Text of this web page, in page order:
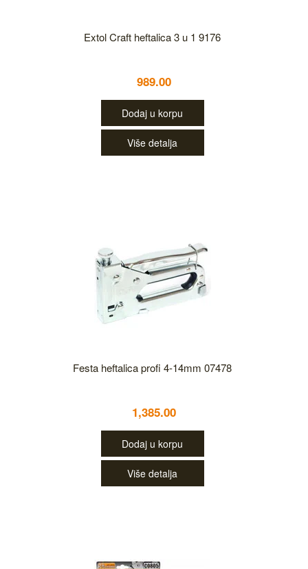
Extol Craft heftalica 3 u 1 9176
989.00
Dodaj u korpu
Više detalja
Festa heftalica profi 4-14mm 07478
1,385.00
Dodaj u korpu
Više detalja